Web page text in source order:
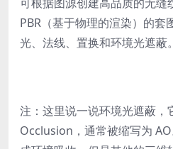
PBR（基于物理的渲染）的套
光、法线、置换和环境光遮蔽。
注：这里说一说环境光遮蔽
Occlusion，通常被缩写为